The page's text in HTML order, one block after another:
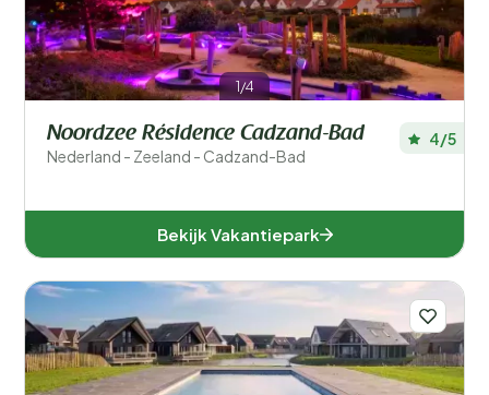
1/4
Noordzee Résidence Cadzand-Bad
Nederland - Zeeland - Cadzand-Bad
4/5
Bekijk Vakantiepark